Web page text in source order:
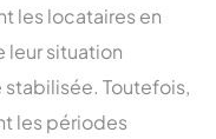
les locataires en
leur situation
stabilisée. Toutefois,
les périodes